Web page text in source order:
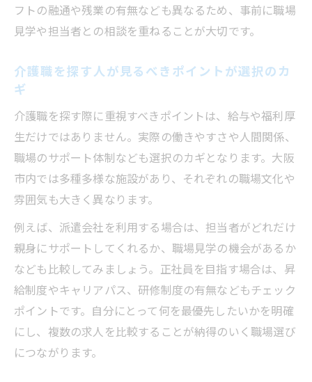
フトの融通や残業の有無なども異なるため、事前に職場
見学や担当者との相談を重ねることが大切です。
介護職を探す人が見るべきポイントが選択のカ
ギ
介護職を探す際に重視すべきポイントは、給与や福利厚
生だけではありません。実際の働きやすさや人間関係、
職場のサポート体制なども選択のカギとなります。大阪
市内では多種多様な施設があり、それぞれの職場文化や
雰囲気も大きく異なります。
例えば、派遣会社を利用する場合は、担当者がどれだけ
親身にサポートしてくれるか、職場見学の機会があるか
なども比較してみましょう。正社員を目指す場合は、昇
給制度やキャリアパス、研修制度の有無などもチェック
ポイントです。自分にとって何を最優先したいかを明確
にし、複数の求人を比較することが納得のいく職場選び
につながります。